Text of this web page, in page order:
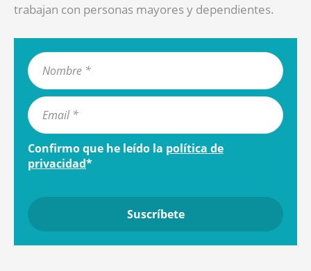
trabajan con personas mayores y dependientes.
Confirmo que he leído la política de
privacidad*